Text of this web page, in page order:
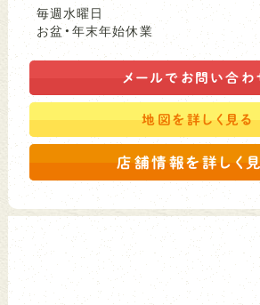
毎週水曜日
お盆・年末年始休業
メールで お問い合わ
地図を詳しく見る
店舗情報を詳しく